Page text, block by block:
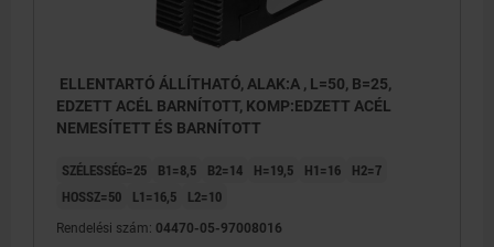
ELLENTARTÓ ÁLLÍTHATÓ, ALAK:A , L=50, B=25,
EDZETT ACÉL BARNÍTOTT, KOMP:EDZETT ACÉL
NEMESÍTETT ÉS BARNÍTOTT
SZÉLESSÉG=25 B1=8,5 B2=14 H=19,5 H1=16
H2=7
HOSSZ=50
L1=16,5 L2=10
Rendelési szám: 04470-05-97008016